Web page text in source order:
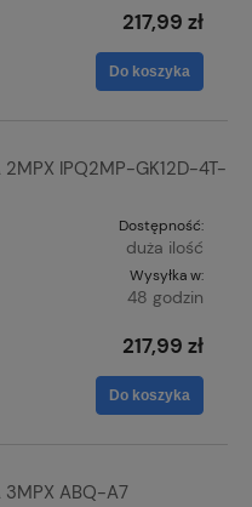
217,99 zł
Do koszyka
2MPX IPQ2MP-GK12D-4T-
Dostępność:
duża ilość
Wysyłka w:
48 godzin
217,99 zł
Do koszyka
3MPX ABQ-A7